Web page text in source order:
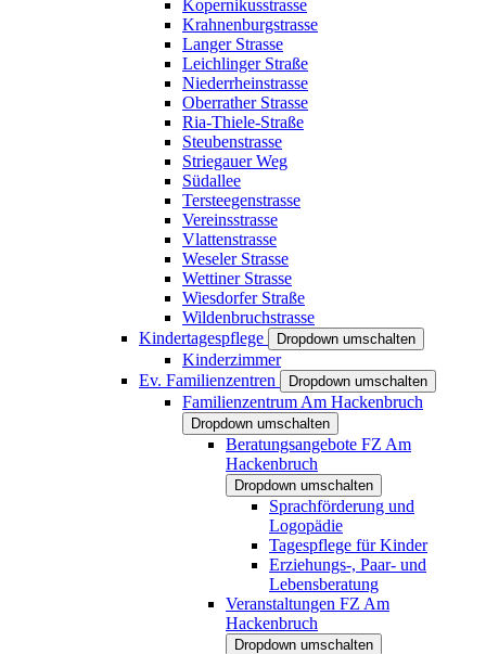
Kopernikusstrasse
Krahnenburgstrasse
Langer Strasse
Leichlinger Straße
Niederrheinstrasse
Oberrather Strasse
Ria-Thiele-Straße
Steubenstrasse
Striegauer Weg
Südallee
Tersteegenstrasse
Vereinsstrasse
Vlattenstrasse
Weseler Strasse
Wettiner Strasse
Wiesdorfer Straße
Wildenbruchstrasse
Kindertagespflege
Dropdown umschalten
Kinderzimmer
Ev. Familienzentren
Dropdown umschalten
Familienzentrum Am Hackenbruch
Dropdown umschalten
Beratungsangebote FZ Am
Hackenbruch
Dropdown umschalten
Sprachförderung und
Logopädie
Tagespflege für Kinder
Erziehungs-, Paar- und
Lebensberatung
Veranstaltungen FZ Am
Hackenbruch
Dropdown umschalten